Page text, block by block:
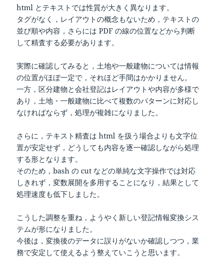
html とテキストでは性質が大きく異なります。
タグがなく，レイアウトの概念もないため，テキストの
並び順や内容，さらには PDF の線の位置などから判断
して精査する必要があります。
実際に確認してみると，土地や一般建物については情報
の位置がほぼ一定で，それほど手間はかかりません。
一方，区分建物と会社登記はレイアウトや内容が多様で
あり，土地・一般建物に比べて複数のパターンに対応し
なければならず，処理が複雑になりました。
さらに，テキスト精査は html を扱う場合よりも文字位
置が安定せず，どうしても内容を逐一確認しながら処理
する形となります。
そのため，bash の cut などの単純な文字操作では対応
しきれず，変数展開を多用することになり，結果として
処理速度も低下しました。
こうした調整を重ね，ようやく新しい登記情報変換シス
テムが形になりました。
今後は，変換後のデータに誤りがないか確認しつつ，業
務で安定して使えるよう整えていこうと思います。